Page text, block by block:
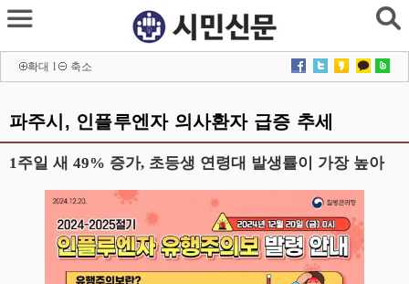
확대 l 축소
파주시, 인플루엔자 의사환자 급증 추세
1주일 새 49% 증가, 초등생 연령대 발생률이 가장 높아